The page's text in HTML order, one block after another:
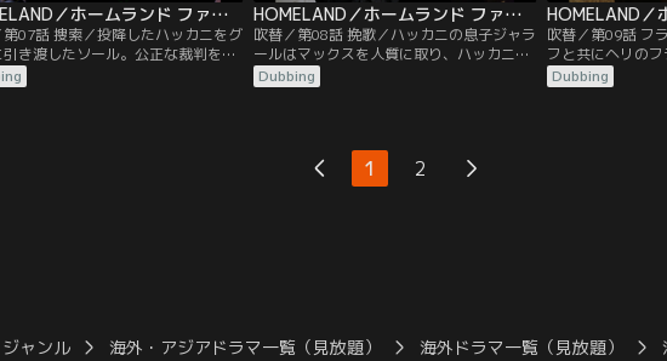
HOMELAND／ホームランド ファイナル・シーズン 第07話／吹替
第07話 捜索／投降したハッカニをグ
引き渡したソール。公正な裁判を求
の、らちがあかないと踏んだ彼は
トンらと打開策を相談するが、そ
HOMELAND／ホームランド ファイナル・シーズン 第08話／吹替
吹替／第08話 挽歌／ハッカニの息子ジャラ
ールはマックスを人質に取り、ハッカニの
死刑が遂行されたら人質を殺すとアメリカ
を脅す。ヘイズたちがグロムに死刑の延期
が成功する確率が五分五分と知って怒った
ヘイズは、ゼイベルの口車に乗ってしま
Dubbing
吹替／第09話 フ
フと共にヘリの
キャリーは、マ
い残した町を目
Dubbing
1 2
ジャンル 海外・アジアドラマ一覧（見放題） 海外ドラマ一覧（見放題）